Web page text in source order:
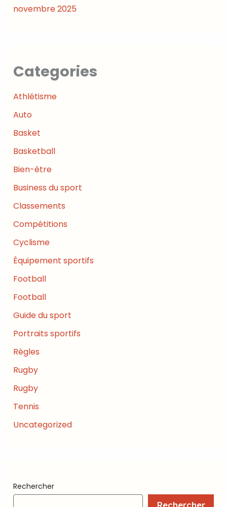
novembre 2025
Categories
Athlétisme
Auto
Basket
Basketball
Bien-être
Business du sport
Classements
Compétitions
Cyclisme
Équipement sportifs
Football
Football
Guide du sport
Portraits sportifs
Règles
Rugby
Rugby
Tennis
Uncategorized
Rechercher
Rechercher